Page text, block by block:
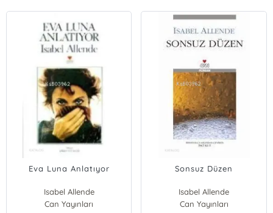
Eva Luna Anlatıyor
Isabel Allende
Can Yayınları
Sonsuz Düzen
Isabel Allende
Can Yayınları